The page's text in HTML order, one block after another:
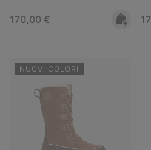
Regular price:
170,00 €
NUOVI COLORI